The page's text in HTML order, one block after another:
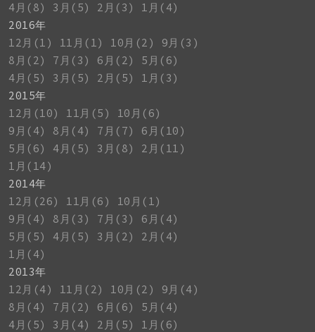
4月(8)
3月(5) 2月(3)
1月(4)
2016年
12月(1)
11月(1) 10月(2)
9月(3)
8月(2)
7月(3) 6月(2)
5月(6)
4月(5)
3月(5) 2月(5)
1月(3)
2015年
12月(10)
11月(5)
10月(6)
9月(4)
8月(4) 7月(7)
6月(10)
5月(6)
4月(5) 3月(8)
2月(11)
1月(14)
2014年
12月(26)
11月(6)
10月(1)
9月(4)
8月(3) 7月(3)
6月(4)
5月(5)
4月(5) 3月(2)
2月(4)
1月(4)
2013年
12月(4)
11月(2) 10月(2)
9月(4)
8月(4)
7月(2) 6月(6)
5月(4)
4月(5)
3月(4) 2月(5)
1月(6)